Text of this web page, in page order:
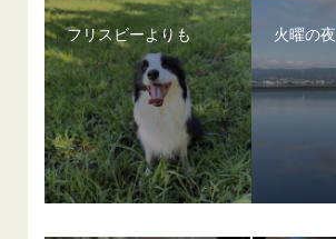
フリスビーよりも 火曜の